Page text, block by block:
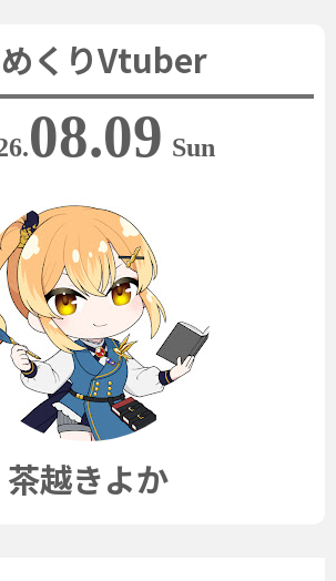
くりVtuber
08.09 Sun
茶越きよか